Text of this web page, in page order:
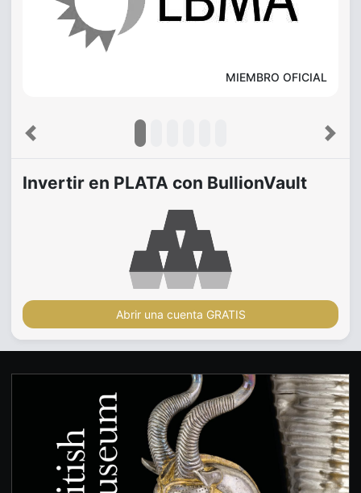
MIEMBRO OFICIAL
Previous Next
Invertir en PLATA con BullionVault
Abrir una cuenta GRATIS